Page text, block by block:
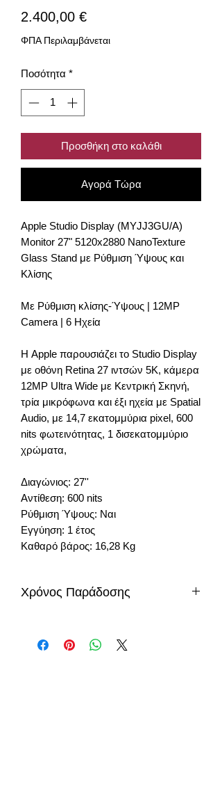
2.400,00 €Τιμή
ΦΠΑ Περιλαμβάνεται
Ποσότητα *
Προσθήκη στο καλάθι
Αγορά Τώρα
Apple Studio Display (MYJJ3GU/A)
Monitor 27" 5120x2880 NanoTexture
Glass Stand με Ρύθμιση Ύψους και
Κλίσης
Mε Ρύθμιση κλίσης-Ύψους | 12MP
Camera | 6 Ηχεία
Η Apple παρουσιάζει το Studio Display
με οθόνη Retina 27 ιντσών 5K, κάμερα
12MP Ultra Wide με Κεντρική Σκηνή,
τρία μικρόφωνα και έξι ηχεία με Spatial
Audio, με 14,7 εκατομμύρια pixel, 600
nits φωτεινότητας, 1 δισεκατομμύριο
χρώματα,
Διαγώνιος: 27''
Αντίθεση: 600 nits
Ρύθμιση Ύψους: Ναι
Εγγύηση: 1 έτος
Καθαρό βάρος: 16,28 Kg
Χρόνος Παράδοσης